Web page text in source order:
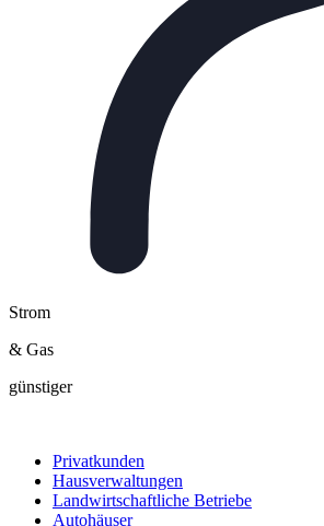
Strom
& Gas
günstiger
Privatkunden
Hausverwaltungen
Landwirtschaftliche Betriebe
Autohäuser